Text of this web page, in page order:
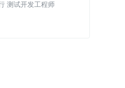
安继贤 | 微众银行 测试开发工程师